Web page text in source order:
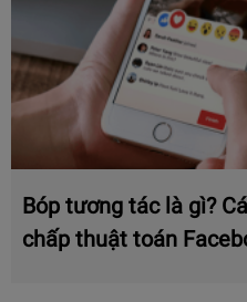
Bóp tương tác là gì?
chấp thuật toán